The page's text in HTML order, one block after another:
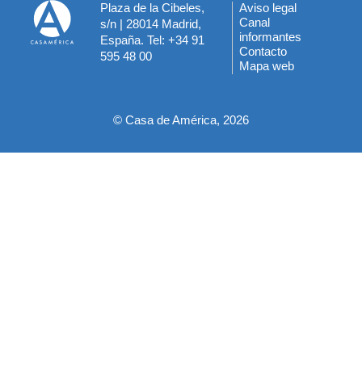
Plaza de la Cibeles,
s/n | 28014 Madrid,
España. Tel: +34 91
595 48 00
Menú
del
pie
Aviso legal
Canal
informantes
Contacto
Mapa web
© Casa de América, 2026